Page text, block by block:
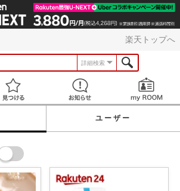
楽天トップへ
詳細検索
見つける お知らせ
ユーザー